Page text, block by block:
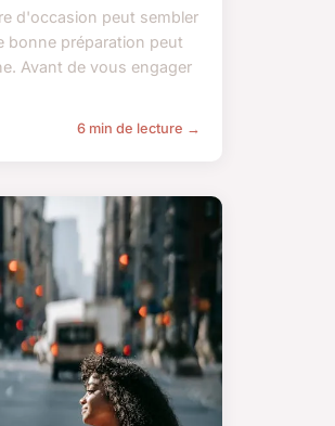
d'occasion peut sembler
bonne préparation peut
Avant de vous engager
6 min de lecture →